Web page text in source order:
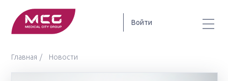
Войти
Главная Новости